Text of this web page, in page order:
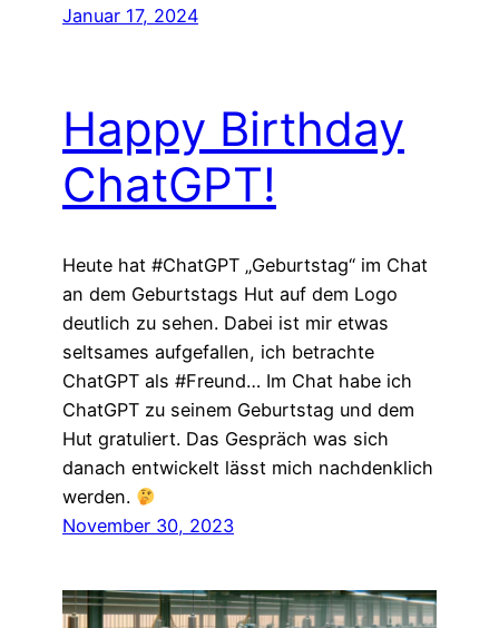
Januar 17, 2024
Happy Birthday
ChatGPT!
Heute hat #ChatGPT „Geburtstag“ im Chat
an dem Geburtstags Hut auf dem Logo
deutlich zu sehen. Dabei ist mir etwas
seltsames aufgefallen, ich betrachte
ChatGPT als #Freund… Im Chat habe ich
ChatGPT zu seinem Geburtstag und dem
Hut gratuliert. Das Gespräch was sich
danach entwickelt lässt mich nachdenklich
werden.
November 30, 2023